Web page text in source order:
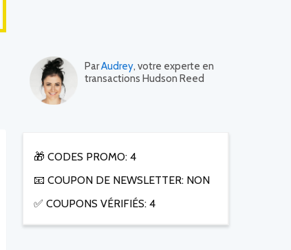
ParAudrey, votre experte en
transactions Hudson Reed
🎁 CODES PROMO: 4
📧 COUPON DE NEWSLETTER: NON
✅ COUPONS VÉRIFIÉS: 4